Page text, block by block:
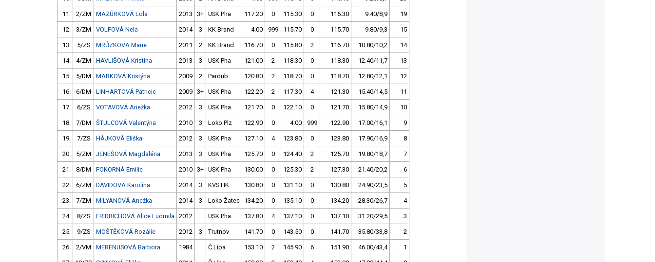
11. 2/ZM MAZÚRKOVÁ Lola 2013 3+ USK Pha 117.20 0 115.30 0 115.30 9.40/8,9 19
12. 3/ZM VOLFOVÁ Nela 2014 3 KK Brand 4.00 999 115.70 0 115.70 9.80/9,3 15
13. 5/ZS MRŮZKOVÁ Marie 2011 2 KK Brand 116.70 0 115.80 2 116.70 10.80/10,2 14
14. 4/ZM HAVLIŠOVÁ Kristína 2013 3 USK Pha 121.00 2 118.30 0 118.30 12.40/11,7 13
15. 5/DM MARKOVÁ Kristýna 2009 2 Pardub. 120.80 2 118.70 0 118.70 12.80/12,1 12
16. 6/DM LINHARTOVÁ Patricie 2009 3+ USK Pha 122.20 2 117.30 4 121.30 15.40/14,5 11
17. 6/ZS VOTAVOVÁ Anežka 2012 3 USK Pha 121.70 0 122.10 0 121.70 15.80/14,9 10
18. 7/DM ŠTULCOVÁ Valentýna 2010 3 Loko Plz 122.90 0 4.00 999 122.90 17.00/16,1 9
19. 7/ZS HÁJKOVÁ Eliška 2012 3 USK Pha 127.10 4 123.80 0 123.80 17.90/16,9 8
20. 5/ZM JENEŠOVÁ Magdaléna 2013 3 USK Pha 125.70 0 124.40 2 125.70 19.80/18,7 7
21. 8/DM POKORNÁ Emílie 2010 3+ USK Pha 130.00 0 125.30 2 127.30 21.40/20,2 6
22. 6/ZM DAVIDOVÁ Karolína 2014 3 KVS HK 130.80 0 131.10 0 130.80 24.90/23,5 5
23. 7/ZM MILYANOVÁ Anežka 2014 3 Loko Žatec 134.20 0 135.10 0 134.20 28.30/26,7 4
24. 8/ZS FRIDRICHOVÁ Alice Ludmila 2012 USK Pha 137.80 4 137.10 0 137.10 31.20/29,5 3
25. 9/ZS MOŠTĚKOVÁ Rozálie 2012 3 Trutnov 141.70 0 143.50 0 141.70 35.80/33,8 2
26. 2/VM MERENUSOVÁ Barbora 1984 Č.Lípa 153.10 2 145.90 6 151.90 46.00/43,4 1